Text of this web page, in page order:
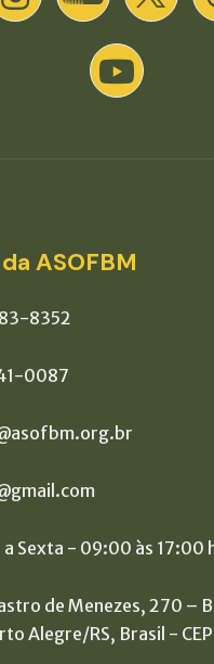
ASOFBM
8352
0087
a Sexta - 09:00 às 17:00
de Menezes, 270 –
Alegre/RS, Brasil -